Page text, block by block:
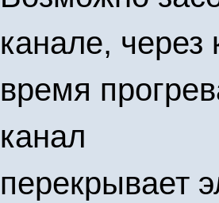
канале, через
время
канал
перекрывает